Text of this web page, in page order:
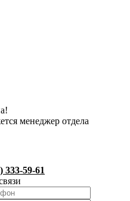
менеджер отдела
333-59-61